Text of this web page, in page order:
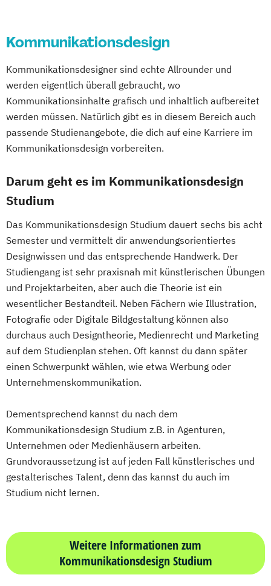
Kommunikationsdesign
Kommunikationsdesigner sind echte Allrounder und
werden eigentlich überall gebraucht, wo
Kommunikationsinhalte grafisch und inhaltlich aufbereitet
werden müssen. Natürlich gibt es in diesem Bereich auch
passende Studienangebote, die dich auf eine Karriere im
Kommunikationsdesign vorbereiten.
Darum geht es im Kommunikationsdesign
Studium
Das Kommunikationsdesign Studium dauert sechs bis acht
Semester und vermittelt dir anwendungsorientiertes
Designwissen und das entsprechende Handwerk. Der
Studiengang ist sehr praxisnah mit künstlerischen Übungen
und Projektarbeiten, aber auch die Theorie ist ein
wesentlicher Bestandteil. Neben Fächern wie Illustration,
Fotografie oder Digitale Bildgestaltung können also
durchaus auch Designtheorie, Medienrecht und Marketing
auf dem Studienplan stehen. Oft kannst du dann später
einen Schwerpunkt wählen, wie etwa Werbung oder
Unternehmenskommunikation.
Dementsprechend kannst du nach dem
Kommunikationsdesign Studium z.B. in Agenturen,
Unternehmen oder Medienhäusern arbeiten.
Grundvoraussetzung ist auf jeden Fall künstlerisches und
gestalterisches Talent, denn das kannst du auch im
Studium nicht lernen.
Weitere Informationen zum
Kommunikationsdesign Studium